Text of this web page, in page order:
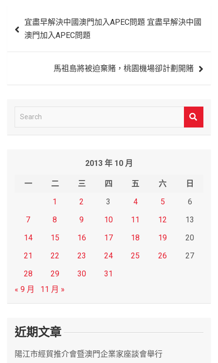
章
宜盡早解決中國澳門加入APEC問題 宜盡早解決中國
澳門加入APEC問題
馬祖島將被迫棄賭，桃園機場卻計劃開賭
e
2013 年 10 月
一 二 三 四 五 六
日
1
2 3 4 5
6
7
8 9 10 11 12
13
14
15 16 17 18 19
20
21
22 23 24 25 26
27
28
29 30
31
« 9 月
11 月 »
近期文章
陽江市經貿推介會暨澳門企業家座談會舉行